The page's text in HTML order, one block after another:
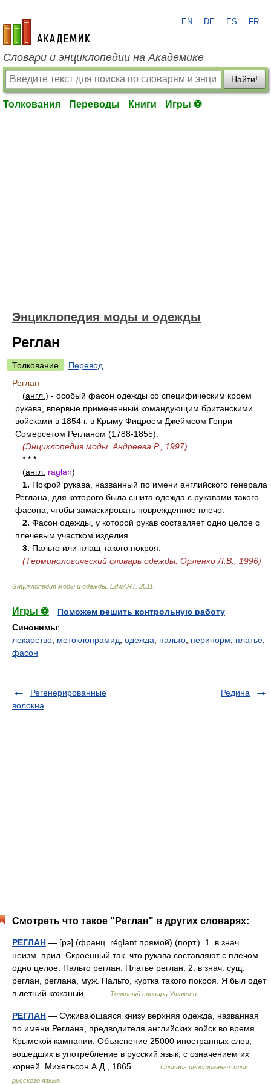
academic.ru
EN DE ES FR
Словари и энциклопедии на Академике
Найти!
Толкования Переводы Книги Игры ⚽
Энциклопедия моды и одежды
Реглан
Толкование
Перевод
Реглан
(англ. ) - особый фасон одежды со специфическим кроем
рукава, впервые примененный командующим британскими
войсками в 1854 г. в Крыму Фицроем Джеймсом Генри
Сомерсетом Регланом (1788-1855).
(Энциклопедия моды. Андреева Р., 1997)
* * *
(англ. raglan)
1. Покрой рукава, названный по имени английского генерала
Реглана, для которого была сшита одежда с рукавами такого
фасона, чтобы замаскировать поврежденное плечо.
2. Фасон одежды, у которой рукав составляет одно целое с
плечевым участком изделия.
3. Пальто или плащ такого покроя.
(Терминологический словарь одежды. Орленко Л.В., 1996)
Энциклопедия моды и одежды EdwART. 2011
Игры ⚽
Поможем решить контрольную работу
Синонимы:
лекарство метоклопрамид одежда пальто перинорм платье
фасон
Регенерированные
волокна
Редина
Смотреть что такое "Реглан" в других словарях:
РЕГЛАН — [рэ] (франц. réglant прямой) (порт.). 1. в знач.
неизм. прил. Скроенный так, что рукава составляют с плечом
одно целое. Пальто реглан. Платье реглан. 2. в знач. сущ.
реглан, реглана, муж. Пальто, куртка такого покроя. Я был одет
в летний кожаный… …
Толковый словарь Ушакова
РЕГЛАН — Суживающаяся книзу верхняя одежда, названная
по имени Реглана, предводителя английских войск во время
Крымской кампании. Объяснение 25000 иностранных слов,
вошедших в употребление в русский язык, с означением их
корней. Михельсон А.Д., 1865.… …
Словарь иностранных слов
русского языка